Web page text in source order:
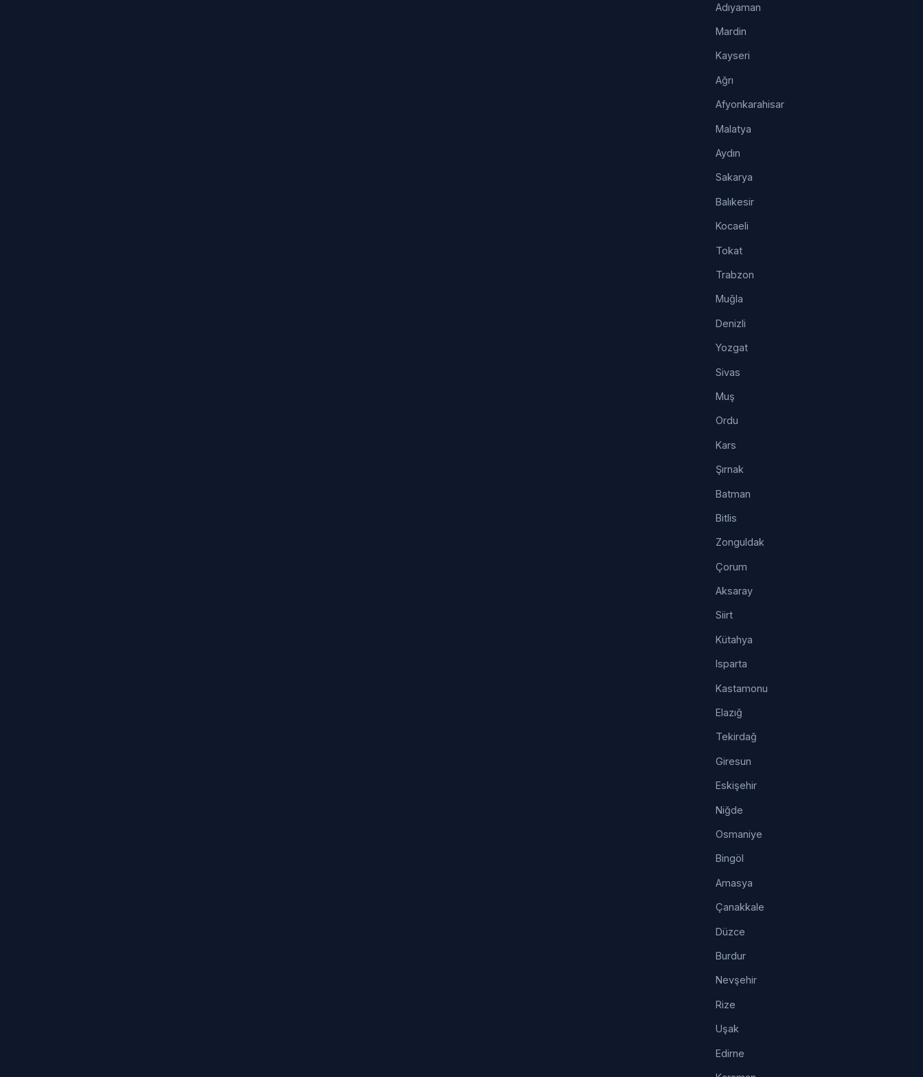
Adıyaman
Mardin
Kayseri
Ağrı
Afyonkarahisar
Malatya
Aydın
Sakarya
Balıkesir
Kocaeli
Tokat
Trabzon
Muğla
Denizli
Yozgat
Sivas
Muş
Ordu
Kars
Şırnak
Batman
Bitlis
Zonguldak
Çorum
Aksaray
Siirt
Kütahya
Isparta
Kastamonu
Elazığ
Tekirdağ
Giresun
Eskişehir
Niğde
Osmaniye
Bingöl
Amasya
Çanakkale
Düzce
Burdur
Nevşehir
Rize
Uşak
Edirne